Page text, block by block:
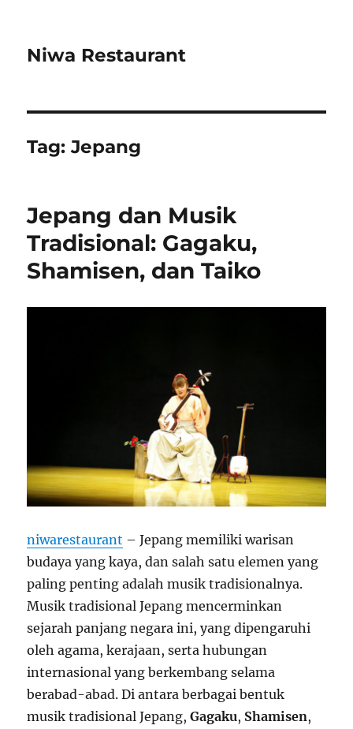
Niwa Restaurant
Tag:Jepang
Jepang dan Musik
Tradisional: Gagaku,
Shamisen, dan Taiko
niwarestaurant – Jepang memiliki warisan
budaya yang kaya, dan salah satu elemen yang
paling penting adalah musik tradisionalnya.
Musik tradisional Jepang mencerminkan
sejarah panjang negara ini, yang dipengaruhi
oleh agama, kerajaan, serta hubungan
internasional yang berkembang selama
berabad-abad. Di antara berbagai bentuk
musik tradisional Jepang,Gagaku, Shamisen,